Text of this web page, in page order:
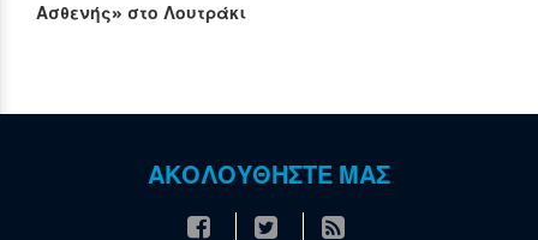
Ασθενής» στο Λουτράκι
ΑΚΟΛΟΥΘΗΣΤΕ ΜΑΣ